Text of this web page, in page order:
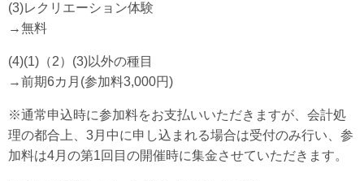
(3)レクリエーション体験
→無料
(4)(1)（2）(3)以外の種目
→前期6カ月(参加料3,000円)
※通常申込時に参加料をお支払いいただきますが、会計処
理の都合上、3月中に申し込まれる場合は受付のみ行い、参
加料は4月の第1回目の開催時に集金させていただきます。